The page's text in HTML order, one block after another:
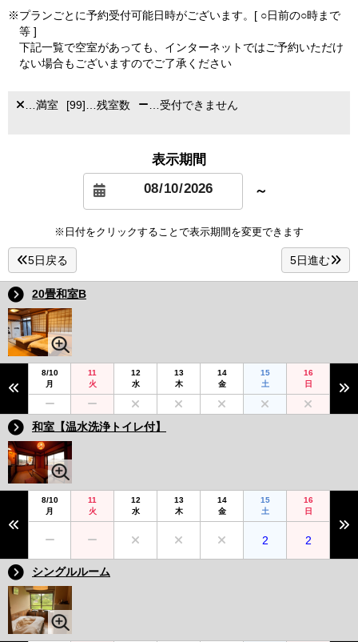
※プランごとに予約受付可能日時がございます。[ ○日前の○時まで
等 ]
下記一覧で空室があっても、インターネットではご予約いただけ
ない場合もございますのでご了承ください
…満室 [99]…残室数 …受付できません
表示期間
～
※日付をクリックすることで表示期間を変更できます
5日戻る 5日進む
20畳和室B
8/10
月
11
火
12
水
13
木
14
金
15
土
16
日
和室【温水洗浄トイレ付】
8/10
月
11
火
12
水
13
木
14
金
15
土
16
日
2 2
シングルルーム